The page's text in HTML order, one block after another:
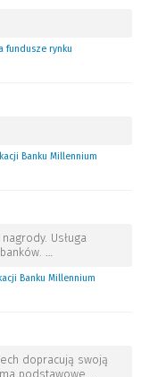
fundusze rynku
Banku Millennium
Usługa
…
Banku Millennium
dopracują swoją
podstawowe …